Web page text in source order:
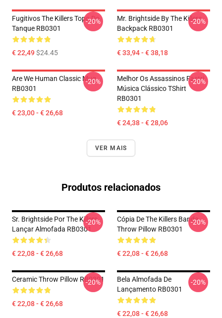
Fugitivos The Killers Topo Do
Tanque RB0301
€ 22,49$24.45
-20%
Mr. Brightside By The Killers
Backpack RB0301
€ 33,94 - € 38,18
-20%
Are We Human Classic Mug
RB0301
€ 23,00 - € 26,68
-20%
Melhor Os Assassinos Fastri
Música Clássico TShirt
RB0301
€ 24,38 - € 28,06
-20%
VER MAIS
Produtos relacionados
Sr. Brightside Por The Killers
Lançar Almofada RB0301
€ 22,08 - € 26,68
-20%
Cópia De The Killers Banda
Throw Pillow RB0301
€ 22,08 - € 26,68
-20%
Ceramic Throw Pillow RB0301
€ 22,08 - € 26,68
-20%
Bela Almofada De
Lançamento RB0301
€ 22,08 - € 26,68
-20%